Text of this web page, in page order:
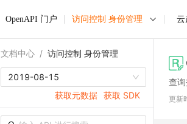
OpenAPI 门户 访问控制 身份管理 云
文档中心 / 访问控制 身份管理
2019-08-15
获取元数据 获取 SDK
查
更新